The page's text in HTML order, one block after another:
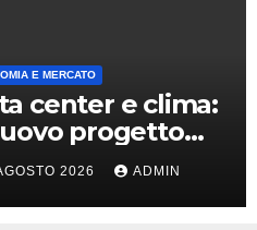
E MERCATO
center e clima:
progetto
riapre il
sulle
2026 ADMIN